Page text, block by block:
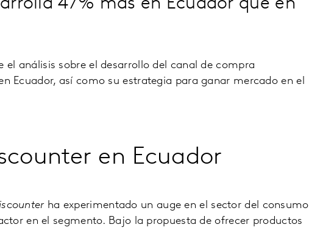
47% más en Ecuador que en
análisis sobre el desarrollo del canal de compra
Ecuador, así como su estrategia para ganar mercado en el
en Ecuador
ha experimentado un auge en el sector del consumo
en el segmento. Bajo la propuesta de ofrecer productos